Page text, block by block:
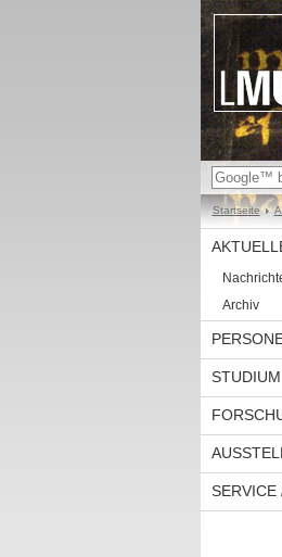
Startseite
Archiv
SERVICE